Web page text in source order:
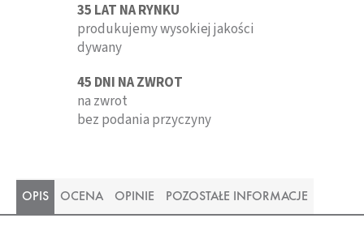
35 LAT NA RYNKU
produkujemy wysokiej jakości
dywany
45 DNI NA ZWROT
na zwrot
bez podania przyczyny
OPIS OCENA OPINIE POZOSTAŁE INFORMACJE